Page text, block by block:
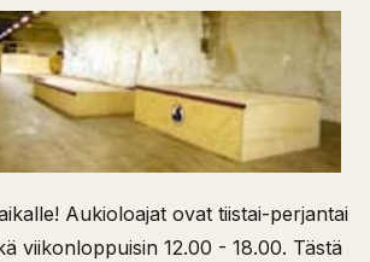
Aukioloajat ovat tiistai-perjantai
viikonloppuisin 12.00 - 18.00. Tästä